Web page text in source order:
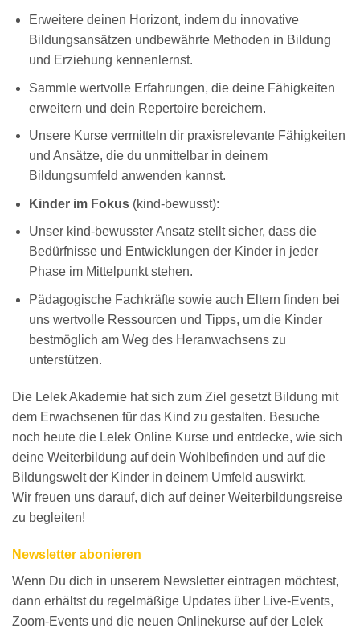
Erweitere deinen Horizont, indem du innovative
Bildungsansätzen undbewährte Methoden in Bildung
und Erziehung kennenlernst.
Sammle wertvolle Erfahrungen, die deine Fähigkeiten
erweitern und dein Repertoire bereichern.
Unsere Kurse vermitteln dir praxisrelevante Fähigkeiten
und Ansätze, die du unmittelbar in deinem
Bildungsumfeld anwenden kannst.
Kinder im Fokus(kind-bewusst):
Unser kind-bewusster Ansatz stellt sicher, dass die
Bedürfnisse und Entwicklungen der Kinder in jeder
Phase im Mittelpunkt stehen.
Pädagogische Fachkräfte sowie auch Eltern finden bei
uns wertvolle Ressourcen und Tipps, um die Kinder
bestmöglich am Weg des Heranwachsens zu
unterstützen.
Die Lelek Akademie hat sich zum Ziel gesetzt Bildung mit
dem Erwachsenen für das Kind zu gestalten. Besuche
noch heute die Lelek Online Kurse und entdecke, wie sich
deine Weiterbildung auf dein Wohlbefinden und auf die
Bildungswelt der Kinder in deinem Umfeld auswirkt.
Wir freuen uns darauf, dich auf deiner Weiterbildungsreise
zu begleiten!
Newsletter abonieren
Wenn Du dich in unserem Newsletter eintragen möchtest,
dann erhältst du regelmäßige Updates über Live-Events,
Zoom-Events und die neuen Onlinekurse auf der Lelek